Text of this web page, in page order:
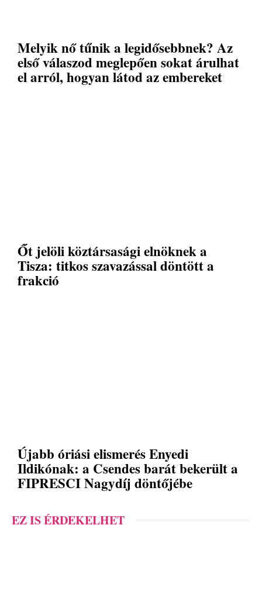
Melyik nő tűnik a legidősebbnek? Az
első válaszod meglepően sokat árulhat
el arról, hogyan látod az embereket
Őt jelöli köztársasági elnöknek a
Tisza: titkos szavazással döntött a
frakció
Újabb óriási elismerés Enyedi
Ildikónak: a Csendes barát bekerült a
FIPRESCI Nagydíj döntőjébe
EZ IS ÉRDEKELHET